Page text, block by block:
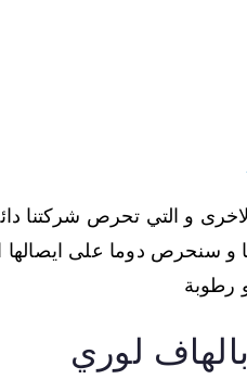
و التي تحرص شركتنا
و سنحرص دوما على
رطوبة
لوري